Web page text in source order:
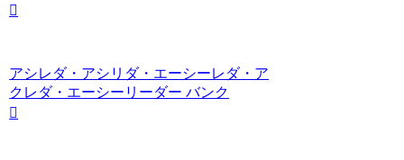
アシレダ・アシリダ・エーシーレダ・ア
クレダ・エーシーリーダー バンク